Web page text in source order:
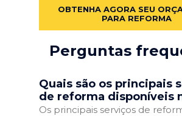
OBTENHA AGORA SEU
PARA REFORMA
Perguntas
Quais são os principais
de reforma disponíveis
Os principais serviços de